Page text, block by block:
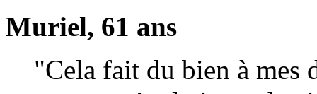
Muriel, 61 ans
"Cela fait du bien à mes